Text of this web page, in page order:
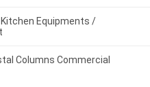
Equipments /
Columns Commercial